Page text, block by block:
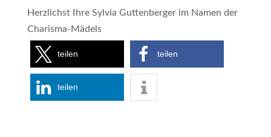
Herzlichst Ihre Sylvia Guttenberger im Namen der
Charisma-Mädels
teilen teilen
teilen